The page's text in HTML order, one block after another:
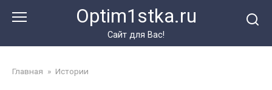
Optim1stka.ru
Сайт для Вас!
Главная » Истории